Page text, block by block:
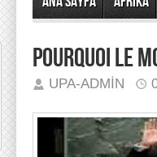
POURQUOI LE
UPA-ADMIN